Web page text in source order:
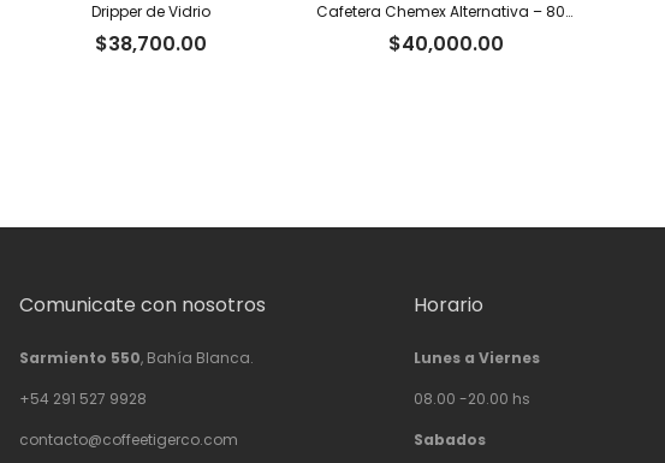
Dripper de Vidrio
$38,700.00
Cafetera Chemex Alternativa – 800 ml
$40,000.00
Comunicate con nosotros
Sarmiento 550, Bahía Blanca.
+54 291 527 9928
contacto@coffeetigerco.com
Horario
Lunes a Viernes
08.00 -20.00 hs
Sabados